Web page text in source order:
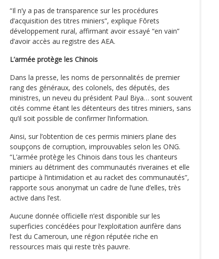
“Il n’y a pas de transparence sur les procédures
d’acquisition des titres miniers”, explique Fôrets
développement rural, affirmant avoir essayé “en vain”
d’avoir accès au registre des AEA.
L’armée protège les Chinois
Dans la presse, les noms de personnalités de premier
rang des généraux, des colonels, des députés, des
ministres, un neveu du président Paul Biya… sont souvent
cités comme étant les détenteurs des titres miniers, sans
qu’il soit possible de confirmer l’information.
Ainsi, sur l’obtention de ces permis miniers plane des
soupçons de corruption, improuvables selon les ONG.
“L’armée protège les Chinois dans tous les chanteurs
miniers au détriment des communautés riveraines et elle
participe à l’intimidation et au racket des communautés”,
rapporte sous anonymat un cadre de l’une d’elles, très
active dans l’est.
Aucune donnée officielle n’est disponible sur les
superficies concédées pour l’exploitation aurifère dans
l’est du Cameroun, une région réputée riche en
ressources mais qui reste très pauvre.